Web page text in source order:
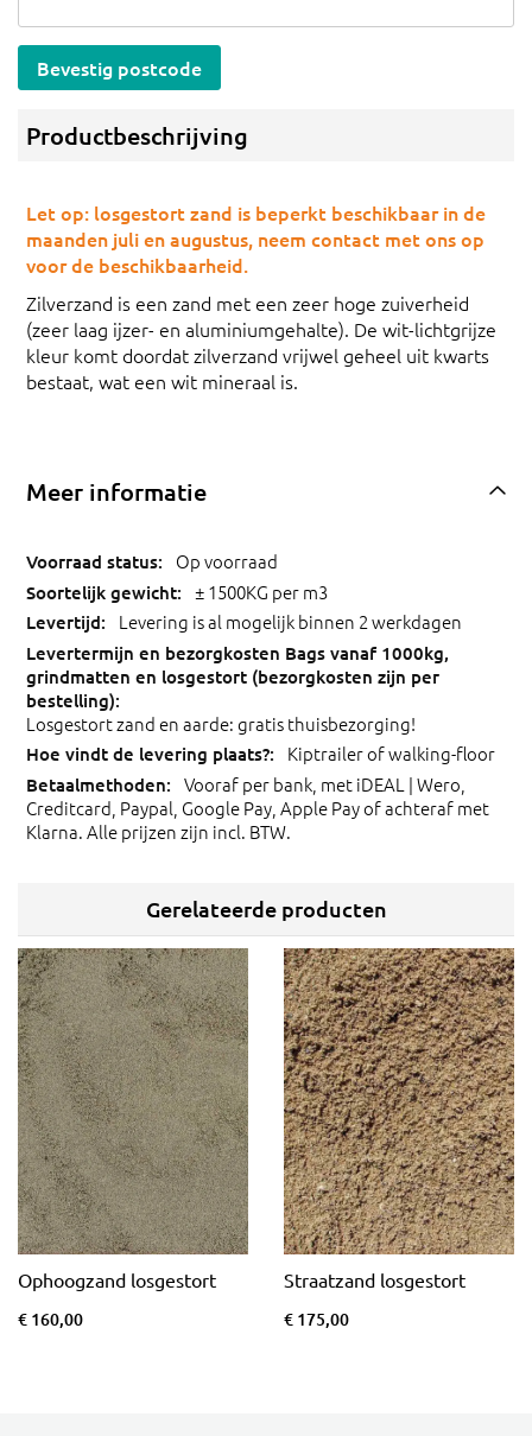
Bevestig postcode
Productbeschrijving
Let op: losgestort zand is beperkt beschikbaar in de
maanden juli en augustus, neem contact met ons op
voor de beschikbaarheid.
Zilverzand is een zand met een zeer hoge zuiverheid
(zeer laag ijzer- en aluminiumgehalte). De wit-lichtgrijze
kleur komt doordat zilverzand vrijwel geheel uit kwarts
bestaat, wat een wit mineraal is.
Meer informatie
Op voorraad
± 1500KG per m3
Levering is al mogelijk binnen 2 werkdagen
Losgestort zand en aarde: gratis thuisbezorging!
Kiptrailer of walking-floor
Vooraf per bank, met iDEAL | Wero,
Creditcard, Paypal, Google Pay, Apple Pay of achteraf met
Klarna. Alle prijzen zijn incl. BTW.
Gerelateerde producten
Ophoogzand losgestort
€ 160,00
Straatzand losgestort
€ 175,00